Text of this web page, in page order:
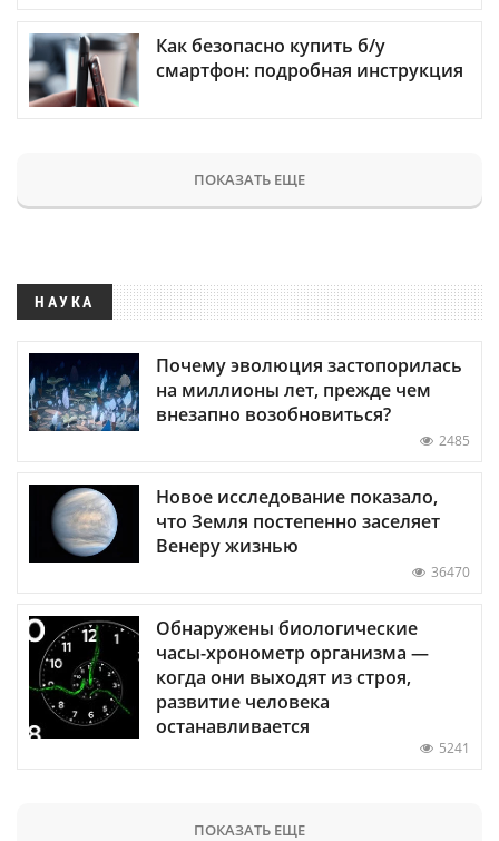
Как безопасно купить б/у
смартфон: подробная инструкция
ПОКАЗАТЬ ЕЩЕ
НАУКА
Почему эволюция застопорилась
на миллионы лет, прежде чем
внезапно возобновиться?
2485
Новое исследование показало,
что Земля постепенно заселяет
Венеру жизнью
36470
Обнаружены биологические
часы-хронометр организма —
когда они выходят из строя,
развитие человека
останавливается
5241
ПОКАЗАТЬ ЕЩЕ